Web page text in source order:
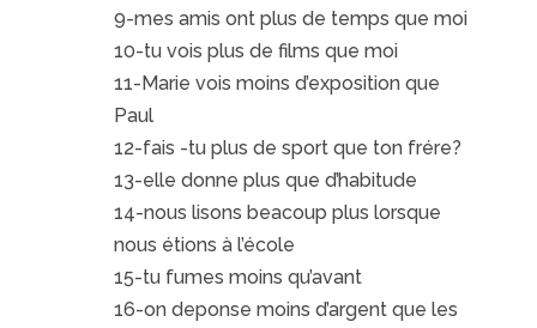
9-mes amis ont plus de temps que moi
10-tu vois plus de films que moi
11-Marie vois moins d’exposition que
Paul
12-fais -tu plus de sport que ton frére?
13-elle donne plus que d’habitude
14-nous lisons beacoup plus lorsque
nous étions à l’école
15-tu fumes moins qu’avant
16-on deponse moins d’argent que les